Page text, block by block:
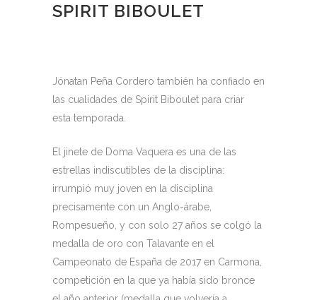
SPIRIT BIBOULET
Jónatan Peña Cordero también ha confiado en
las cualidades de Spirit Biboulet para criar
esta temporada.
El jinete de Doma Vaquera es una de las
estrellas indiscutibles de la disciplina:
irrumpió muy joven en la disciplina
precisamente con un Anglo-árabe,
Rompesueño, y con solo 27 años se colgó la
medalla de oro con Talavante en el
Campeonato de España de 2017 en Carmona,
competición en la que ya había sido bronce